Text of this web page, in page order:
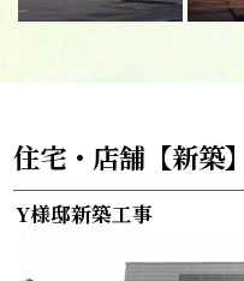
住宅・店舗【新築】
Y様邸新築工事